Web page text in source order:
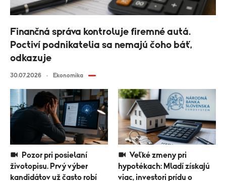
životopisu. Prvý výber
kandidátov už často robí
hypotékach: Mladí získajú
viac, investori prídu o
Finančná správa kontroluje firemné autá.
Poctiví podnikatelia sa nemajú čoho báť,
odkazuje
30.07.2026 Ekonomika